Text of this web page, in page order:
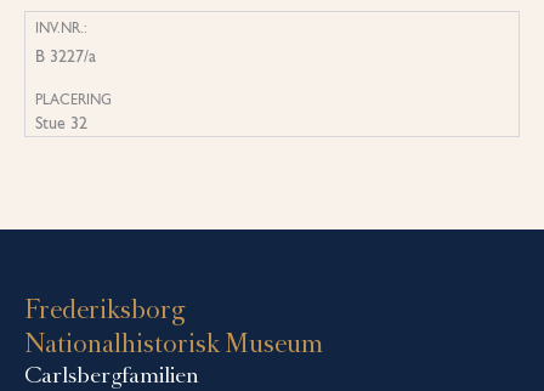
INV.NR.:
B 3227/a
PLACERING
Stue 32
Frederiksborg
Nationalhistorisk Museum
Carlsbergfamilien